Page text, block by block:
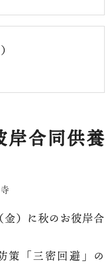
岸合同供養
）に秋のお彼岸合
策「三密回避」の